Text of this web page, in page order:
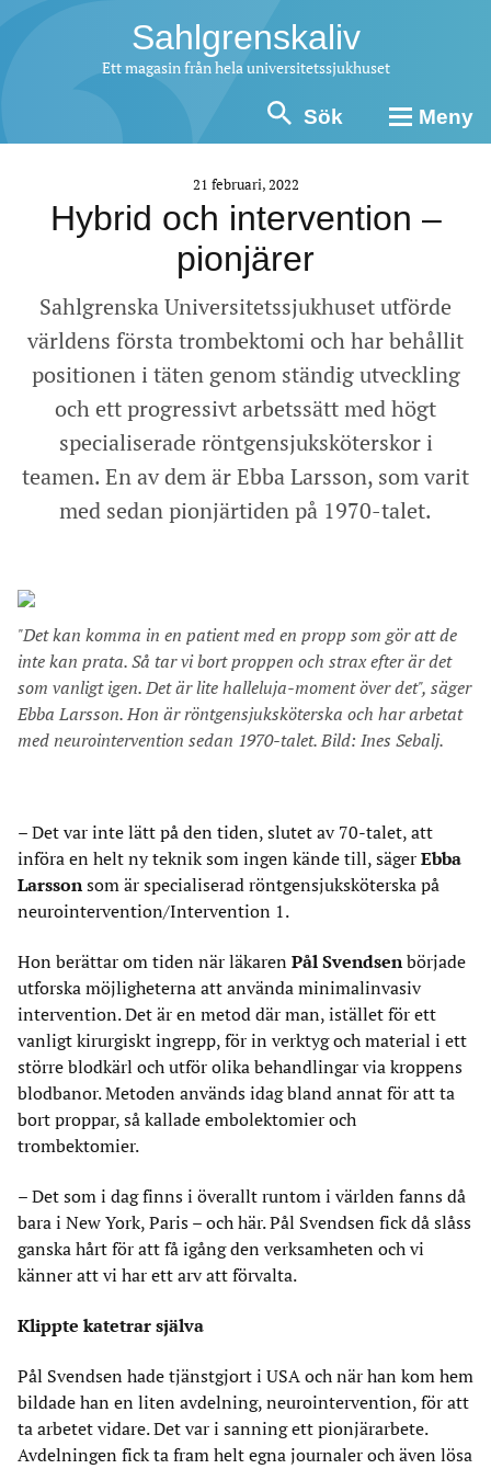
Sahlgrenskaliv
Ett magasin från hela universitetssjukhuset
Sök Meny
21 februari, 2022
Hybrid och intervention –
pionjärer
Sahlgrenska Universitetssjukhuset utförde
världens första trombektomi och har behållit
positionen i täten genom ständig utveckling
och ett progressivt arbetssätt med högt
specialiserade röntgensjuksköterskor i
teamen. En av dem är Ebba Larsson, som varit
med sedan pionjärtiden på 1970-talet.
"Det kan komma in en patient med en propp som gör att de
inte kan prata. Så tar vi bort proppen och strax efter är det
som vanligt igen. Det är lite halleluja-moment över det", säger
Ebba Larsson. Hon är röntgensjuksköterska och har arbetat
med neurointervention sedan 1970-talet. Bild: Ines Sebalj.
– Det var inte lätt på den tiden, slutet av 70-talet, att
införa en helt ny teknik som ingen kände till, säger Ebba
Larssonsom är specialiserad röntgensjuksköterska på
neurointervention/Intervention 1.
Hon berättar om tiden när läkaren Pål Svendsenbörjade
utforska möjligheterna att använda minimalinvasiv
intervention. Det är en metod där man, istället för ett
vanligt kirurgiskt ingrepp, för in verktyg och material i ett
större blodkärl och utför olika behandlingar via kroppens
blodbanor. Metoden används idag bland annat för att ta
bort proppar, så kallade embolektomier och
trombektomier.
– Det som i dag finns i överallt runtom i världen fanns då
bara i New York, Paris – och här. Pål Svendsen fick då slåss
ganska hårt för att få igång den verksamheten och vi
känner att vi har ett arv att förvalta.
Klippte katetrar själva
Pål Svendsen hade tjänstgjort i USA och när han kom hem
bildade han en liten avdelning, neurointervention, för att
ta arbetet vidare. Det var i sanning ett pionjärarbete.
Avdelningen fick ta fram helt egna journaler och även lösa